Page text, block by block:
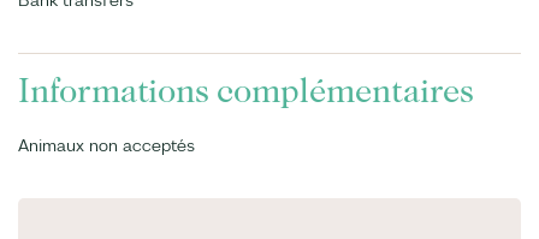
Informations complémentaires
Animaux non acceptés